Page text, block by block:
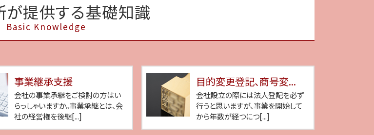
が提供する基礎知識
Basic Knowledge
事業継承支援
会社の事業承継をご検討の方はい
らっしゃいますか。事業承継とは、会
社の経営権を後継[...]
目的変更登記、商号変...
会社設立の際には法人登記を必ず
行うと思いますが、事業を開始して
から年数が経つにつ[...]